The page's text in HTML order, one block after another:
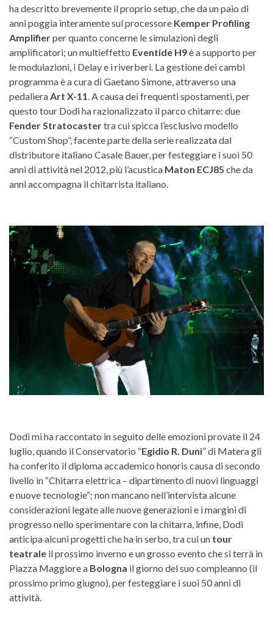
ha descritto brevemente il proprio setup, che da un paio di
anni poggia interamente sul processore Kemper Profiling
Amplifierper quanto concerne le simulazioni degli
amplificatori; un multieffetto Eventide H9è a supporto per
le modulazioni, i Delay e i riverberi. La gestione dei cambi
programma è a cura di Gaetano Simone, attraverso una
pedaliera Art X-11 . A causa dei frequenti spostamenti, per
questo tour Dodi ha razionalizzato il parco chitarre: due
Fender Stratocastertra cui spicca l’esclusivo modello
“Custom Shop”, facente parte della serie realizzata dal
distributore italiano Casale Bauer, per festeggiare i suoi 50
anni di attività nel 2012, più l’acustica Maton ECJ85 che da
anni accompagna il chitarrista italiano.
Dodi mi ha raccontato in seguito delle emozioni provate il 24
luglio, quando il Conservatorio “Egidio R. Duni” di Matera gli
ha conferito il diploma accademico honoris causa di secondo
livello in “Chitarra elettrica – dipartimento di nuovi linguaggi
e nuove tecnologie”; non mancano nell’intervista alcune
considerazioni legate alle nuove generazioni e i margini di
progresso nello sperimentare con la chitarra, infine, Dodi
anticipa alcuni progetti che ha in serbo, tra cui un tour
teatrale il prossimo inverno e un grosso evento che si terrà in
Piazza Maggiore a Bologna il giorno del suo compleanno (il
prossimo primo giugno), per festeggiare i suoi 50 anni di
attività.